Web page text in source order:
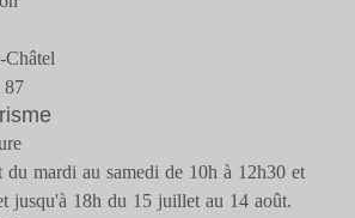
87
mardi au samedi de 10h à 12h30 et
jusqu'à 18h du 15 juillet au 14 août.